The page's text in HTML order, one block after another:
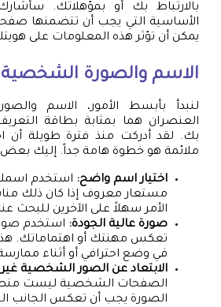
بالارتباط بك أو بمؤهلاتك.
الأساسية التي يجب أن تتضمنها
يمكن أن تؤثر هذه المعلومات على
الاسم والصورة الشخصية
لنبدأ بأبسط الأمور، الاسم
العنصران هما بمثابة بطاقة
بك. لقد أدركت منذ فترة طويلة أن
ملائمة هو خطوة هامة جداً. إليك بعض
اختيار اسم واضح: استخدم
مستعار معروف إذا كان ذلك
الأمر سهلاً على الآخرين للبحث
صورة عالية الجودة: استخدم
تعكس مهنتك أو اهتماماتك.
في وضع احترافي أو أثناء
الابتعاد عن الصور الشخصية غير
الصفحات الشخصية ليست
الصورة يجب أن تعكس الجانب